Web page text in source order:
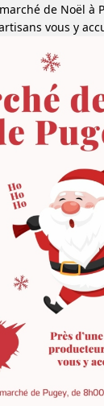
marché de Noël à
vous y